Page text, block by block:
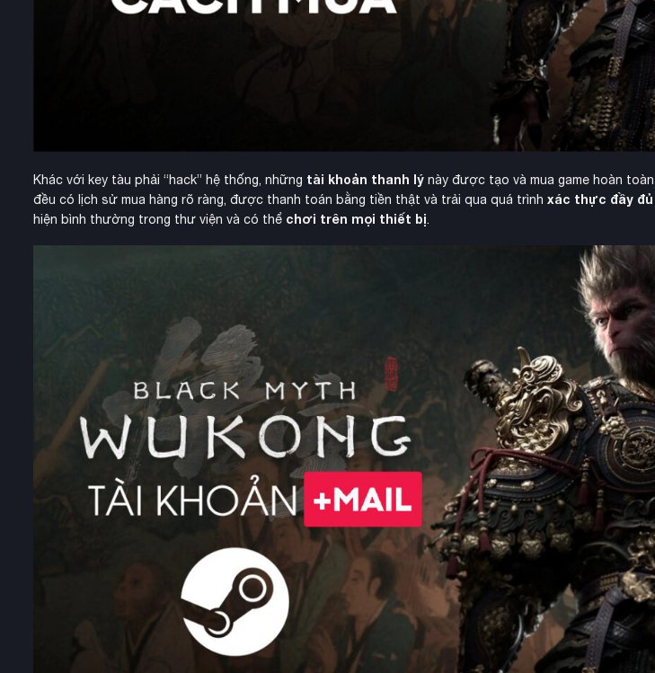
Khác với key tàu phải “hack” hệ thống, những tài khoản thanh lý này được tạo và mua game hoàn
đều có lịch sử mua hàng rõ ràng, được thanh toán bằng tiền thật và trải qua quá trình xác thực đầy đủ
hiện bình thường trong thư viện và có thể chơi trên mọi thiết bị.